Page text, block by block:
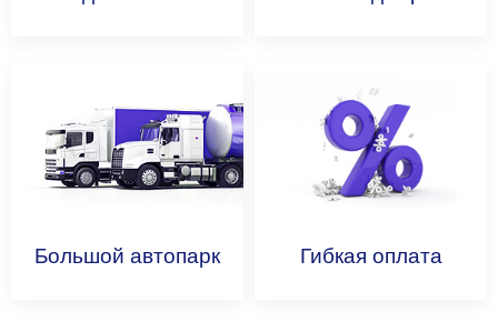
Большой автопарк Гибкая оплата